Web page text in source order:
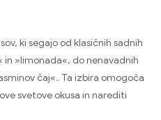
ki segajo od klasičnih sadnih
»limonada«, do nenavadnih
čaj«.. Ta izbira omogoča
svetove okusa in narediti